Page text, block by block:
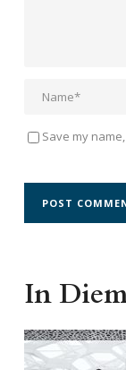
Save my
In